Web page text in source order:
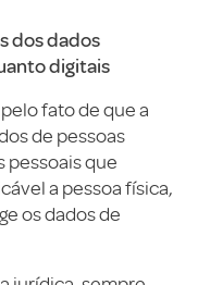
dos dados
digitais
fato de que a
de pessoas
pessoais que
a pessoa física,
os dados de